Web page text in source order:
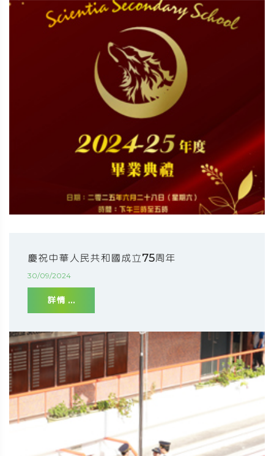
慶祝中華人民共和國成立75周年
30/09/2024
詳情 ...